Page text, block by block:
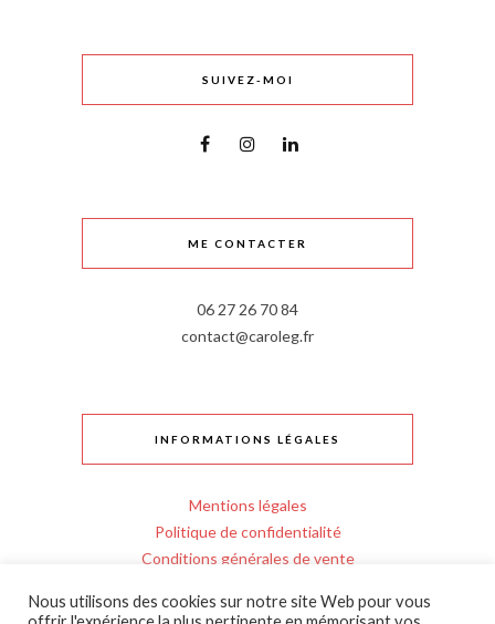
SUIVEZ-MOI
ME CONTACTER
06 27 26 70 84
contact@caroleg.fr
INFORMATIONS LÉGALES
Mentions légales
Politique de confidentialité
Conditions générales de vente
Personnes en situation de handicap
Nous utilisons des cookies sur notre site Web pour vous